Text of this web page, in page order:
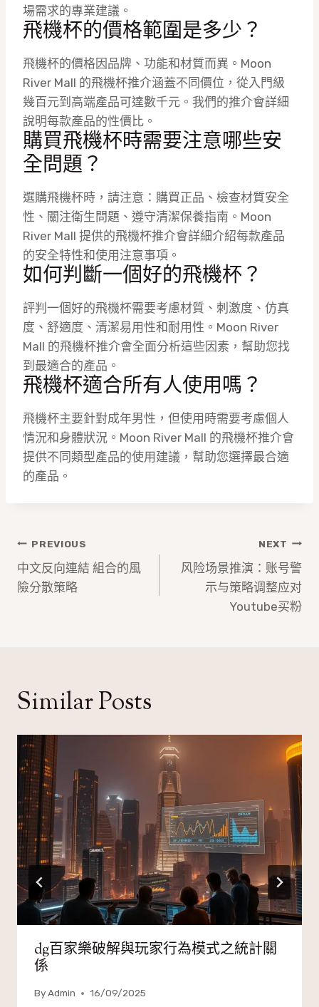
場需求的專業建議。
飛機杯的價格範圍是多少？
飛機杯的價格因品牌、功能和材質而異。Moon
River Mall 的飛機杯推介涵蓋不同價位，從入門級
幾百元到高端產品可達數千元。我們的推介會詳細
說明每款產品的性價比。
購買飛機杯時需要注意哪些安
全問題？
選購飛機杯時，請注意：購買正品、檢查材質安全
性、關注衛生問題、遵守清潔保養指南。Moon
River Mall 提供的飛機杯推介會詳細介紹每款產品
的安全特性和使用注意事項。
如何判斷一個好的飛機杯？
評判一個好的飛機杯需要考慮材質、刺激度、仿真
度、舒適度、清潔易用性和耐用性。Moon River
Mall 的飛機杯推介會全面分析這些因素，幫助您找
到最適合的產品。
飛機杯適合所有人使用嗎？
飛機杯主要針對成年男性，但使用時需要考慮個人
情況和身體狀況。Moon River Mall 的飛機杯推介會
提供不同類型產品的使用建議，幫助您選擇最合適
的產品。
文
章
導
PREVIOUS
中文反向連結 組合的風
險分散策略
NEXT
风险场景推演：账号警
示与策略调整应对
Youtube买粉
Similar Posts
dg百家樂破解與玩家行為模式之統計關
係
ByAdmin 16/09/2025